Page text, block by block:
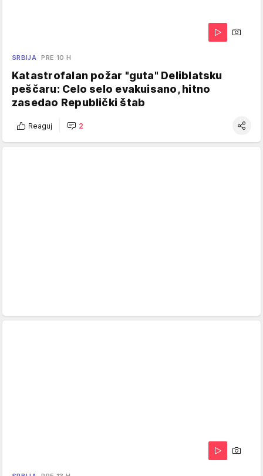
SRBIJA PRE 10 H
Katastrofalan požar "guta" Deliblatsku
peščaru: Celo selo evakuisano, hitno
zasedao Republički štab
Reaguj 2